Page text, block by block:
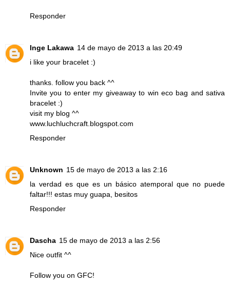
Responder
Inge Lakawa 14 de mayo de 2013 a las 20:49
i like your bracelet :)
thanks. follow you back ^^
Invite you to enter my giveaway to win eco bag and sativa
bracelet :)
visit my blog ^^
www.luchluchcraft.blogspot.com
Responder
Unknown 15 de mayo de 2013 a las 2:16
la verdad es que es un básico atemporal que no puede
faltar!!! estas muy guapa, besitos
Responder
Dascha 15 de mayo de 2013 a las 2:56
Nice outfit ^^
Follow you on GFC!